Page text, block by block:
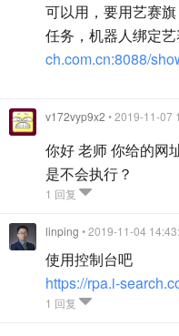
可以用，要用艺赛
任务，机器人绑定艺
ch.com.cn:8088/
v172vyp9x2 • 2019-11-07
你好 老师 你给的网
是不会执行？
1 回复
linping • 2019-11-04
使用控制台吧
https://rpa.i-
1 回复